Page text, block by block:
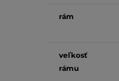
rám
veľkosť
rámu